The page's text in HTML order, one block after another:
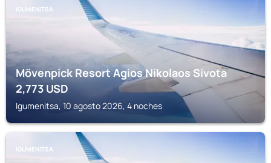
IGUMENITSA
Mövenpick Resort Agios Nikolaos Sivota
2,773 USD
Igumenitsa, 10 agosto 2026, 4 noches
IGUMENITSA